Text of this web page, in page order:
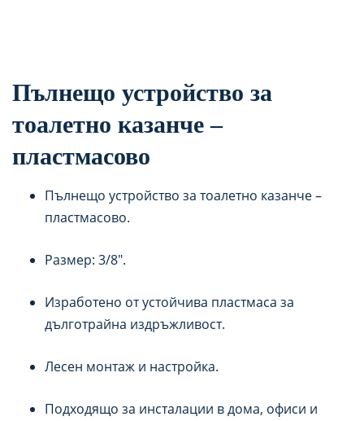
Пълнещо устройство за
тоалетно казанче –
пластмасово
Пълнещо устройство за тоалетно казанче –
пластмасово.
Размер: 3/8″.
Изработено от устойчива пластмаса за
дълготрайна издръжливост.
Лесен монтаж и настройка.
Подходящо за инсталации в дома, офиси и